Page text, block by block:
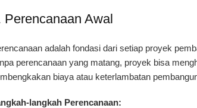
Perencanaan Awal
adalah fondasi dari setiap proyek
perencanaan yang matang, proyek bisa
biaya atau keterlambatan
langkah Perencanaan: